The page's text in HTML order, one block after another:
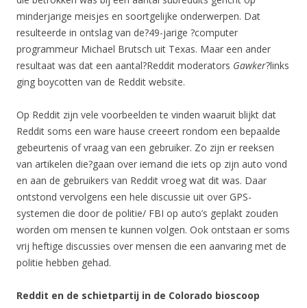
minderjarige meisjes en soortgelijke onderwerpen. Dat
resulteerde in ontslag van de?49-jarige ?computer
programmeur Michael Brutsch uit Texas. Maar een ander
resultaat was dat een aantal?Reddit moderators Gawker?links
ging boycotten van de Reddit website.
Op Reddit zijn vele voorbeelden te vinden waaruit blijkt dat
Reddit soms een ware hause creeert rondom een bepaalde
gebeurtenis of vraag van een gebruiker. Zo zijn er reeksen
van artikelen die?gaan over iemand die iets op zijn auto vond
en aan de gebruikers van Reddit vroeg wat dit was. Daar
ontstond vervolgens een hele discussie uit over GPS-
systemen die door de politie/ FBI op auto’s geplakt zouden
worden om mensen te kunnen volgen. Ook ontstaan er soms
vrij heftige discussies over mensen die een aanvaring met de
politie hebben gehad.
Reddit en de schietpartij in de Colorado bioscoop